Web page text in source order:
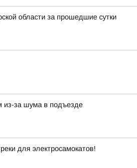
области за прошедшие сутки
из-за шума в подъезде
для электросамокатов!